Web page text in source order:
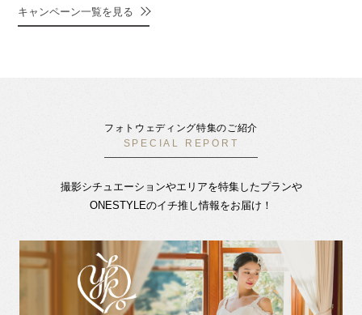
キャンペーン一覧を見る
フォトウェディング特集のご紹介
SPECIAL REPORT
撮影シチュエーションやエリアを特集したプランや
ONESTYLEのイチ推し情報をお届け！